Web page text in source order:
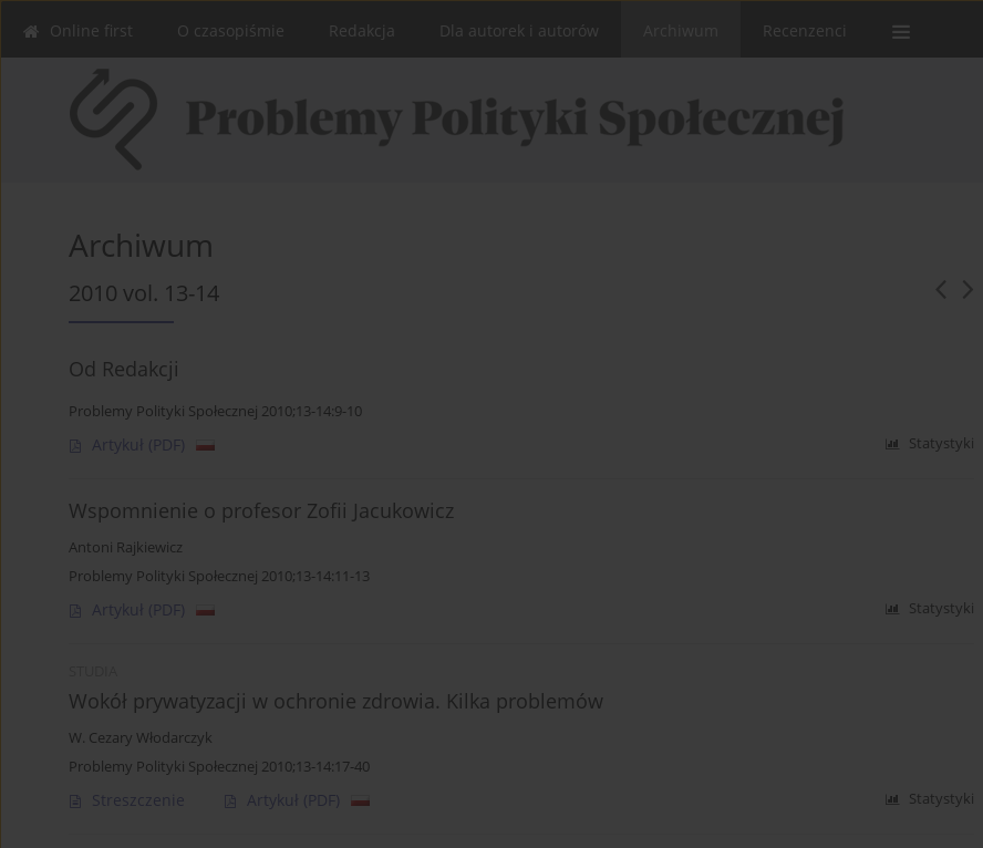
Online first O czasopiśmie Redakcja Dla autorek i autorów Recenzenci
Archiwum
2010 vol. 13-14
Od Redakcji
Problemy Polityki Społecznej 2010;13-14:9-10
Artykuł (PDF) Statystyki
Wspomnienie o profesor Zofii Jacukowicz
Antoni Rajkiewicz
Problemy Polityki Społecznej 2010;13-14:11-13
Artykuł (PDF) Statystyki
Wokół prywatyzacji w ochronie zdrowia. Kilka problemów
W. Cezary Włodarczyk
Problemy Polityki Społecznej 2010;13-14:17-40
Streszczenie Artykuł (PDF) Statystyki